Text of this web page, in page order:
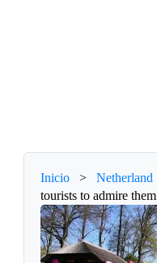
Inicio > Netherland
tourists to admire them